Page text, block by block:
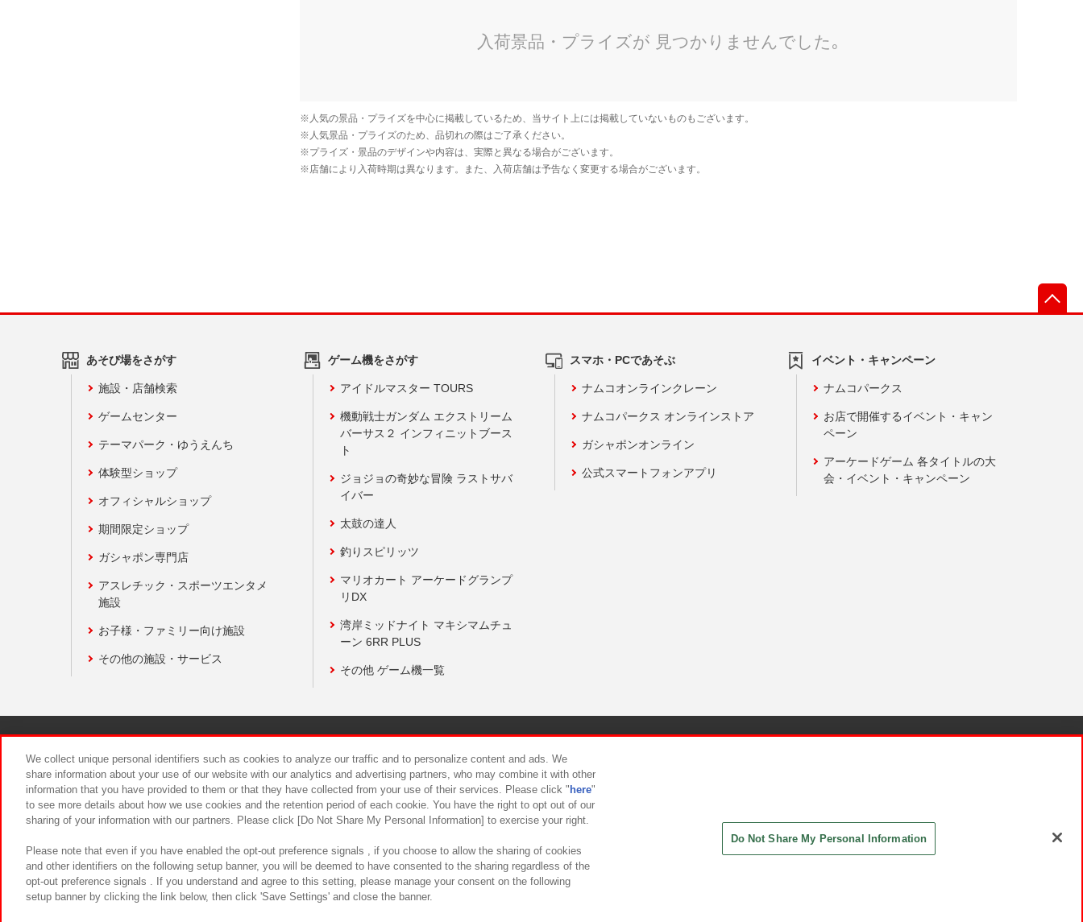
あそび場をさがす
施設・店舗検索
ゲームセンター
テーマパーク・ゆうえんち
体験型ショップ
オフィシャルショップ
期間限定ショップ
ガシャポン専門店
アスレチック・スポーツエンタメ
施設
お子様・ファミリー向け施設
その他の施設・サービス
ゲーム機をさがす
アイドルマスター TOURS
機動戦士ガンダム エクストリーム
バーサス２ インフィニットブース
ト
ジョジョの奇妙な冒険 ラストサバ
イバー
太鼓の達人
釣りスピリッツ
マリオカート アーケードグランプ
リDX
湾岸ミッドナイト マキシマムチュ
ーン 6RR PLUS
その他 ゲーム機一覧
スマホ・PCであそぶ
ナムコオンラインクレーン
ナムコパークス オンラインストア
ガシャポンオンライン
公式スマートフォンアプリ
イベント・キャンペーン
ナムコパークス
お店で開催するイベント・キャン
ペーン
アーケードゲーム 各タイトルの大
会・イベント・キャンペーン
食品のご提供について カスタマーハラスメント対応方針
We collect unique personal identifiers such as cookies to analyze our traffic and to personalize content and ads. We
share information about your use of our website with our analytics and advertising partners, who may combine it with other
information that you have provided to them or that they have collected from your use of their services. Please click " here"
to see more details about how we use cookies and the retention period of each cookie. You have the right to opt out of our
sharing of your information with our partners. Please click [Do Not Share My Personal Information] to exercise your right.
Please note that even if you have enabled the opt-out preference signals , if you choose to allow the sharing of cookies
and other identifiers on the following setup banner, you will be deemed to have consented to the sharing regardless of the
opt-out preference signals . If you understand and agree to this setting, please manage your consent on the following
setup banner by clicking the link below, then click 'Save Settings' and close the banner.
Do Not Share My Personal Information